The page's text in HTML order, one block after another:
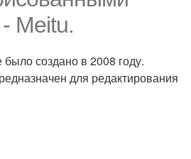
Meitu.
создано в 2008 году.
для редактирования